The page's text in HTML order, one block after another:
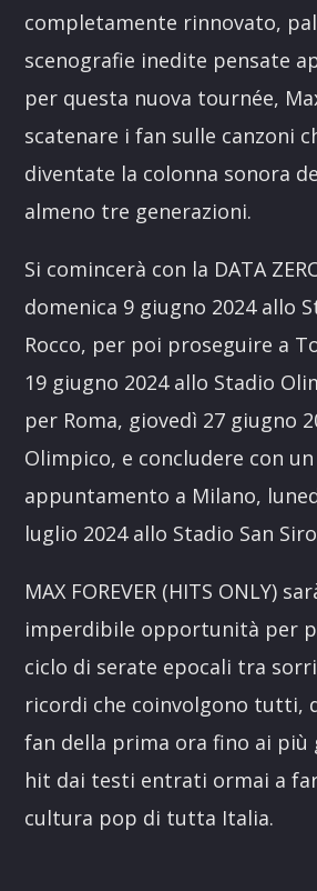
completamente rinnovato,
scenografie inedite pensate
per questa nuova tournée,
scatenare i fan sulle canzoni
diventate la colonna sonora
almeno tre generazioni.
Si comincerà con la DATA
domenica 9 giugno 2024 allo
Rocco, per poi proseguire a
19 giugno 2024 allo Stadio
per Roma, giovedì 27 giugno
Olimpico, e concludere con
appuntamento a Milano,
luglio 2024 allo Stadio San
MAX FOREVER (HITS ONLY)
imperdibile opportunità per
ciclo di serate epocali tra
ricordi che coinvolgono tutti,
fan della prima ora fino ai più
hit dai testi entrati ormai a
cultura pop di tutta Italia.